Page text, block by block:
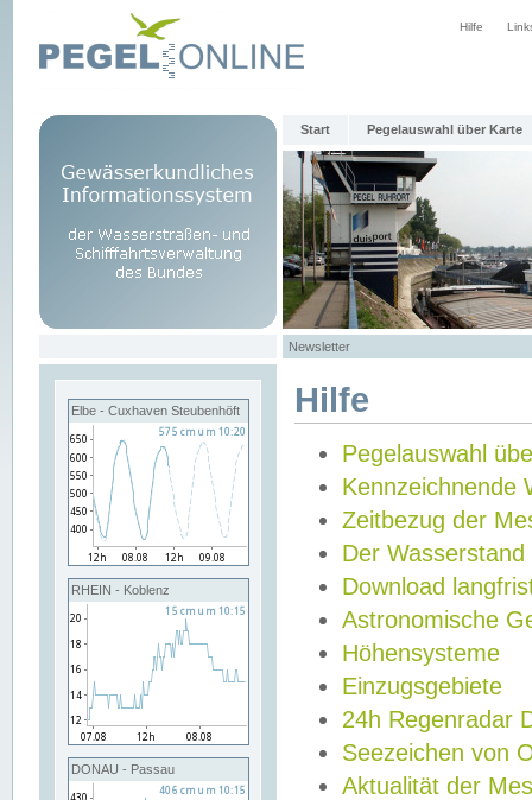
Hilfe
Start Pegelauswahl über Karte
Newsletter
Elbe - Cuxhaven Steubenhöft
RHEIN - Koblenz
DONAU - Passau
Hilfe
Pegelauswahl
Kennzeichnende
Zeitbezug der
Der Wasserstand
Download
Astronomische
Höhensysteme
Einzugsgebiete
24h Regenradar
Seezeichen von
Aktualität der